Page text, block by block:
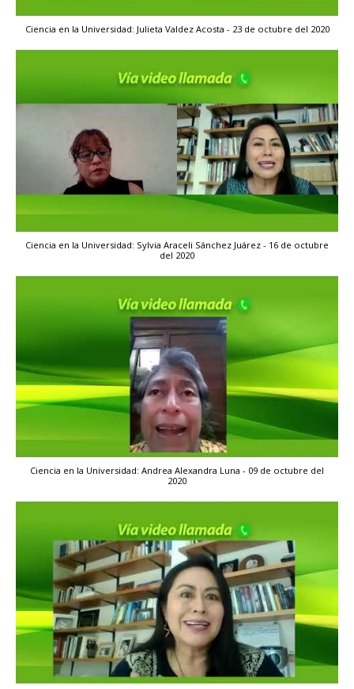
Ciencia en la Universidad: Julieta Valdez Acosta - 23 de octubre del 2020
Ciencia en la Universidad: Sylvia Araceli Sánchez Juárez - 16 de octubre
del 2020
Ciencia en la Universidad: Andrea Alexandra Luna - 09 de octubre del
2020